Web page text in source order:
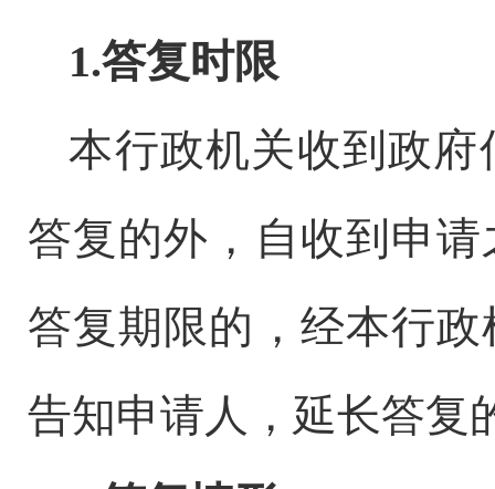
1.答复时限
本行政机关收到政
答复的外，自收到申请
答复期限的，经本行
告知申请人，延长答复